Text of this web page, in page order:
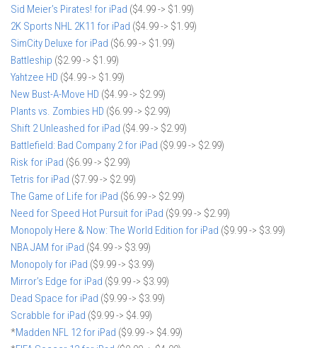
Sid Meier’s Pirates! for iPad ($4.99 -> $1.99)
2K Sports NHL 2K11 for iPad ($4.99 -> $1.99)
SimCity Deluxe for iPad ($6.99 -> $1.99)
Battleship ($2.99 -> $1.99)
Yahtzee HD ($4.99 -> $1.99)
New Bust-A-Move HD ($4.99 -> $2.99)
Plants vs. Zombies HD ($6.99 -> $2.99)
Shift 2 Unleashed for iPad ($4.99 -> $2.99)
Battlefield: Bad Company 2 for iPad ($9.99 -> $2.99)
Risk for iPad ($6.99 -> $2.99)
Tetris for iPad ($7.99 -> $2.99)
The Game of Life for iPad ($6.99 -> $2.99)
Need for Speed Hot Pursuit for iPad ($9.99 -> $2.99)
Monopoly Here & Now: The World Edition for iPad ($9.99 -> $3.99)
NBA JAM for iPad ($4.99 -> $3.99)
Monopoly for iPad ($9.99 -> $3.99)
Mirror’s Edge for iPad ($9.99 -> $3.99)
Dead Space for iPad ($9.99 -> $3.99)
Scrabble for iPad ($9.99 -> $4.99)
*Madden NFL 12 for iPad ($9.99 -> $4.99)